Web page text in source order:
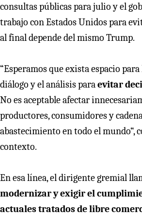
consultas públicas para julio y el
trabajo con Estados Unidos para
al final depende del mismo Trump.
“Esperamos que exista espacio
diálogo y el análisis paraevitar
No es aceptable afectar
productores, consumidores y
abastecimiento en todo el mundo“,
contexto.
En esa línea, el dirigente gremial
modernizar y exigir el
actuales tratados de libre